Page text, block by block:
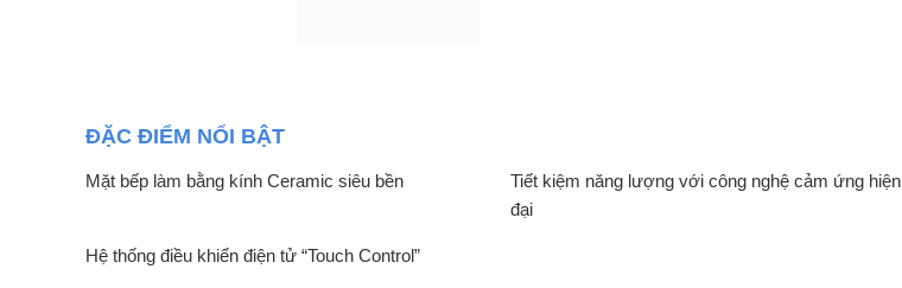
ĐẶC ĐIỂM NỔI BẬT
Mặt bếp làm bằng kính Ceramic siêu bền
Tiết kiệm năng lượng với công nghệ cảm ứng hiện
đại
Hệ thống điều khiển điện tử “Touch Control”